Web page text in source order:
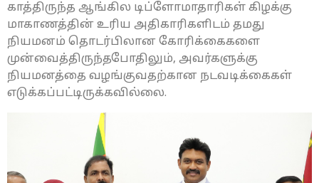
காத்திருந்த ஆங்கில டிப்ளோமாதாரிகள் கிழக்கு
மாகாணத்தின் உரிய அதிகாரிகளிடம் தமது
நியமனம் தொடர்பிலான கோரிக்கைகளை
முன்வைத்திருந்தபோதிலும், அவர்களுக்கு
நியமனத்தை வழங்குவதற்கான நடவடிக்கைகள்
எடுக்கப்பட்டிருக்கவில்லை.